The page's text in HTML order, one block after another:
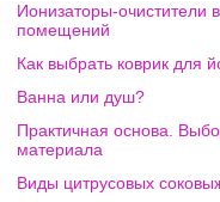
Ионизаторы-очистители
помещений
Как выбрать коврик для
Ванна или душ?
Практичная основа.
материала
Виды цитрусовых